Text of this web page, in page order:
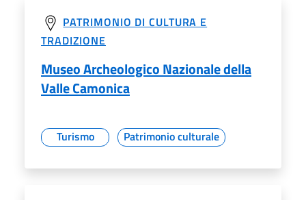
PATRIMONIO DI CULTURA E
TRADIZIONE
Museo Archeologico Nazionale della
Valle Camonica
Turismo Patrimonio culturale